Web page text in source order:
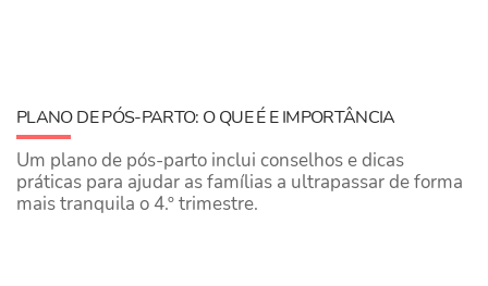
PLANO DE PÓS-PARTO: O QUE É E IMPORTÂNCIA
Um plano de pós-parto inclui conselhos e dicas
práticas para ajudar as famílias a ultrapassar de forma
mais tranquila o 4.º trimestre.